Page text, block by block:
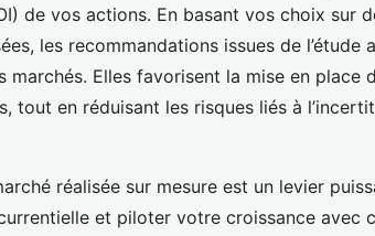
de vos actions. En basant vos choix sur
les recommandations issues de l’étude
marchés. Elles favorisent la mise en place
tout en réduisant les risques liés à
réalisée sur mesure est un levier
et piloter votre croissance avec